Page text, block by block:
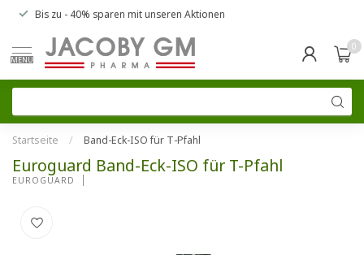
Bis zu - 40% sparen mit unseren Aktionen
MENU
0
Startseite / Band-Eck-ISO für T-Pfahl
Euroguard Band-Eck-ISO für T-Pfahl
EUROGUARD